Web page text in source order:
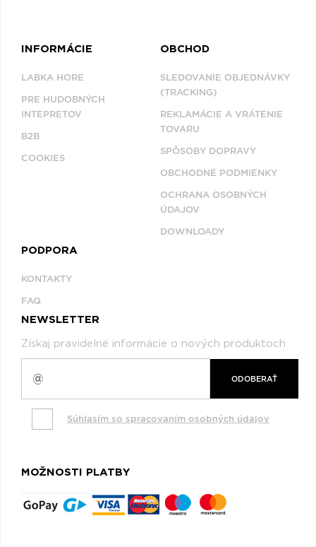
INFORMÁCIE
LABKA HORE
PRE HUDOBNÝCH
INTEPRETOV
B2B
COOKIES
OBCHOD
SLEDOVANIE OBJEDNÁVKY
(TRACKING)
REKLAMÁCIE A VRÁTENIE
TOVARU
SPÔSOBY DOPRAVY
OBCHODNÉ PODMIENKY
OCHRANA OSOBNÝCH
ÚDAJOV
DOWNLOADY
PODPORA
KONTAKTY
FAQ
NEWSLETTER
Získaj pravidelné informácie o nových produktoch
ODOBERAŤ
Súhlasím so spracovaním osobných údajov
MOŽNOSTI PLATBY